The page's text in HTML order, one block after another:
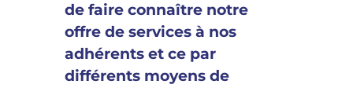
de faire connaître notre
offre de services à nos
adhérents et ce par
différents moyens de